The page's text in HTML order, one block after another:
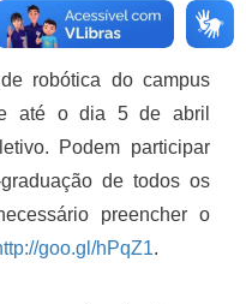
robótica do campus
até o dia 5 de abril
Podem participar
de todos os
preencher o
goo.gl/hPqZ1.